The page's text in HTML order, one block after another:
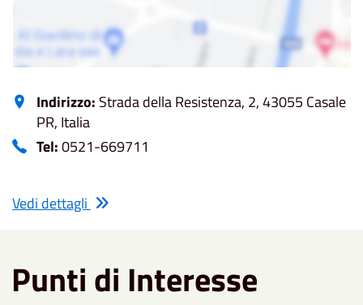
Indirizzo: Strada della Resistenza, 2, 43055 Casale
PR, Italia
Tel:0521-669711
Vedi dettagli
Punti di Interesse